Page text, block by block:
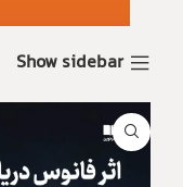
Show sidebar